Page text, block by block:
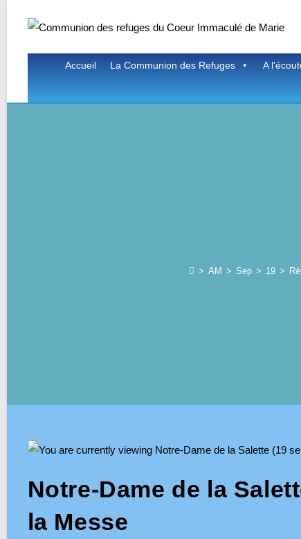
Accueil La Communion des Refuges A
> AM > Sep > 19 >
Notre-Dame de la
la Messe